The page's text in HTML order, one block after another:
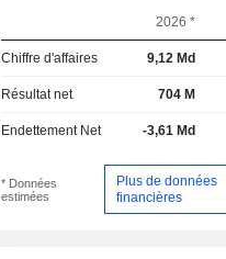
2026 *
Chiffre d'affaires 9,12 Md
Résultat net 704 M
Endettement Net -3,61 Md
* Données
estimées
Plus de données
financières